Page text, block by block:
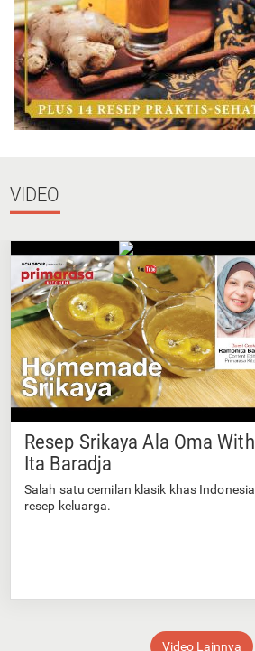
VIDEO
Resep Srikaya Ala Oma With
Ita Baradja
Salah satu cemilan klasik khas Indonesia
resep keluarga.
Video Lainnya